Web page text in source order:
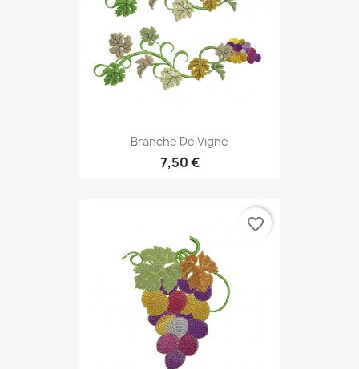
Branche De Vigne
7,50 €
favorite_border